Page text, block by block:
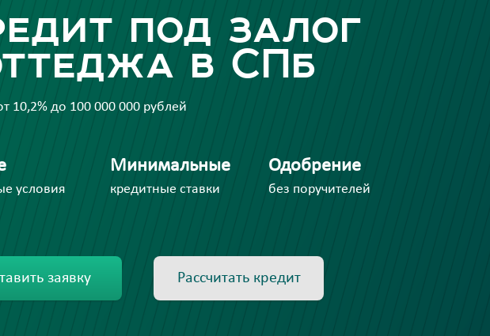
под залог
в СПб
10,2% до 100 000 000 рублей
условия
Минимальные
кредитные ставки
Одобрение
без поручителей
заявку Рассчитать кредит